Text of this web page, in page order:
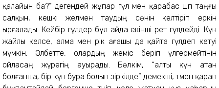
қалайын ба?” дегендей жұпар гүл мен қарабас шөп таңғы
салқын, кешкі желмен таудың сәнін келтіріп еркін
ырғалады. Кейбір гүлдер бұл айда екінші рет гүлдейді. Күн
жайлы келсе, алма мен өрік ағашы да қайта гүлдеп кетуі
мүмкін. Әлбетте, олардың жеміс беріп үлгермейтінін
ойласаң жүрегің ауырады. Бәлкім, “алты күн атан
болғанша, бір күн бура болып зіркілде” демекші, төмен қарап